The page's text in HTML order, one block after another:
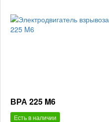
ВРА 225 M6
Есть в наличии